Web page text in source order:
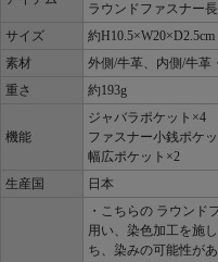
ラウンドファスナー
サイズ
約H10.5×W20×D2.5cm
素材
外側/牛革、内側/牛革
重さ
約193g
機能
ジャバラポケット×4
ファスナー小銭ポケ
幅広ポケット×2
生産国
日本
・こちらの ラウンド
用い、染色加工を施
ち、染みの可能性があ